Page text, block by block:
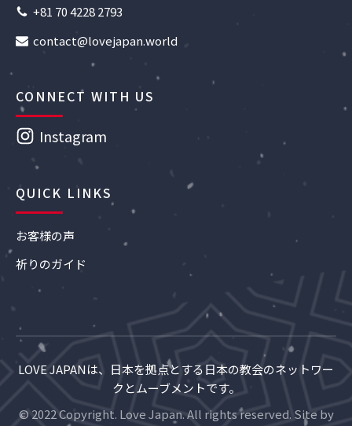
+81 70 4228 2793
contact@lovejapan.world
CONNECT WITH US
Instagram
QUICK LINKS
お客様の声
祈りのガイド
LOVE JAPANは、日本を拠点とする日本の教会のネットワー
クとムーブメントです。
© 2022 Copyright. Love Japan. All rights reserved. Site by